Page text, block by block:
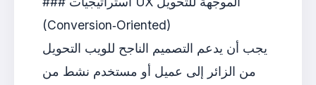
(Conversion‑Oriented)
يجب أن يدعم التصميم الناجح للويب التحويل
من الزائر إلى عميل أو مستخدم نشط من